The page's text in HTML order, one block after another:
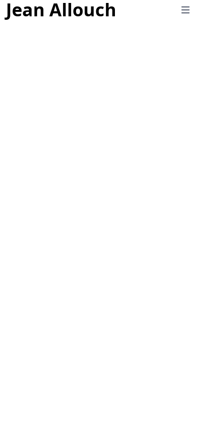
Jean Allouch